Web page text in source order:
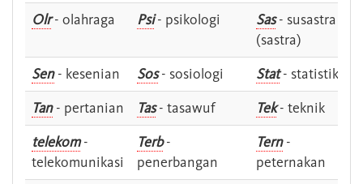
Olr- olahraga Psi- psikologi Sas- susastra -
(sastra)
Sen- kesenian Sos- sosiologi Stat- statistik
Tan- pertanian Tas- tasawuf Tek- teknik
telekom-
telekomunikasi
Terb-
penerbangan
Tern-
peternakan